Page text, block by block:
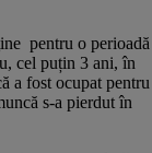
pentru o perioadă
cel puțin 3 ani, în
a fost ocupat pentru
s-a pierdut în